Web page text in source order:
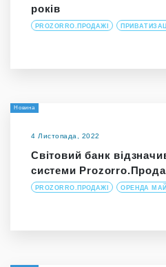
років
PROZORRO.ПРОДАЖІ
Новина
4 Листопада, 2022
Світовий банк
системи
PROZORRO.ПРОДАЖІ ОРЕНДА